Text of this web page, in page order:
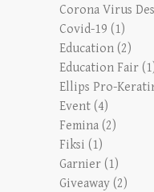
Corona Virus
Covid-19 (1)
Education (2)
Education Fair
Ellips Pro-
Event (4)
Femina (2)
Fiksi (1)
Garnier (1)
Giveaway (2)